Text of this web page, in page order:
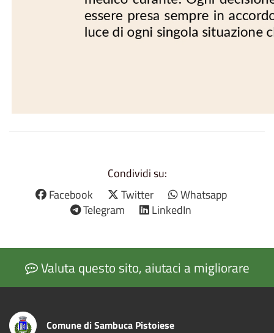
Condividi su:
Facebook
Twitter
Whatsapp
Telegram
LinkedIn
Valuta questo sito, aiutaci a migliorare
Comune di Sambuca Pistoiese